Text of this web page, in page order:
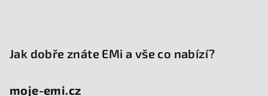
Jak dobře znáte EMi a vše co nabízí?
moje-emi.cz